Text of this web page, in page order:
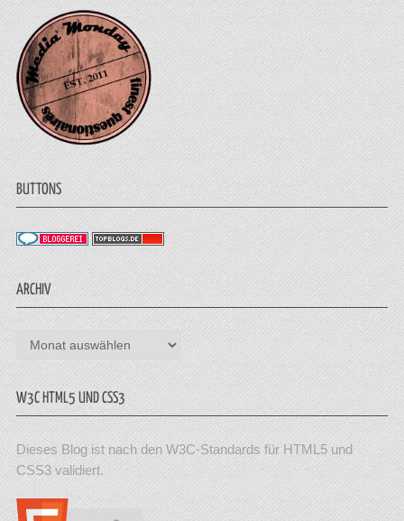
BUTTONS
ARCHIV
Archiv
W3C HTML5 UND CSS3
Dieses Blog ist nach den W3C-Standards für HTML5 und
CSS3 validiert.